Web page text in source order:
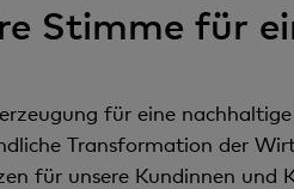
Stimme für
für eine
Transformation der
für unsere Kundinnen